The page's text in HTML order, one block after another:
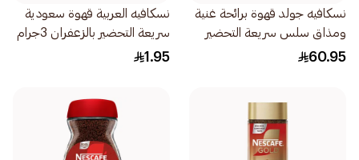
نسكافيه جولد قهوة برائحة غنية
ومذاق سلس سريعة التحضير
190جرام
60.95
نسكافيه العربية قهوة سعودية
سريعة التحضير بالزعفران 3جرام
1.95